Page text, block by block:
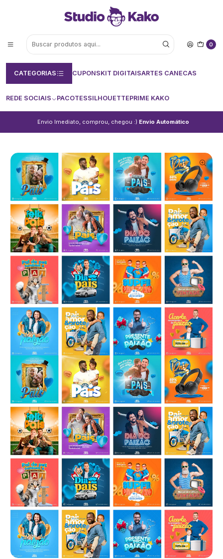
0
CATEGORIAS CUPONSKIT DIGITAISARTES CANECAS
REDE SOCIAIS PACOTESSILHOUETTEPRIME KAKO
Envio Imediato, comprou, chegou :) Envio Automático